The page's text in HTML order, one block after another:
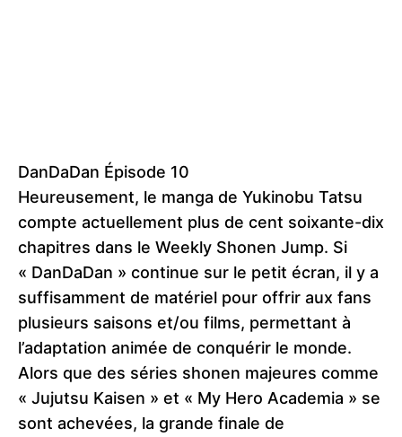
DanDaDan Épisode 10
Heureusement, le manga de Yukinobu Tatsu
compte actuellement plus de cent soixante-dix
chapitres dans le Weekly Shonen Jump. Si
« DanDaDan » continue sur le petit écran, il y a
suffisamment de matériel pour offrir aux fans
plusieurs saisons et/ou films, permettant à
l’adaptation animée de conquérir le monde.
Alors que des séries shonen majeures comme
« Jujutsu Kaisen » et « My Hero Academia » se
sont achevées, la grande finale de